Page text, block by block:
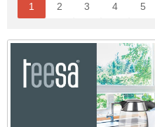
1 2 3 4 5